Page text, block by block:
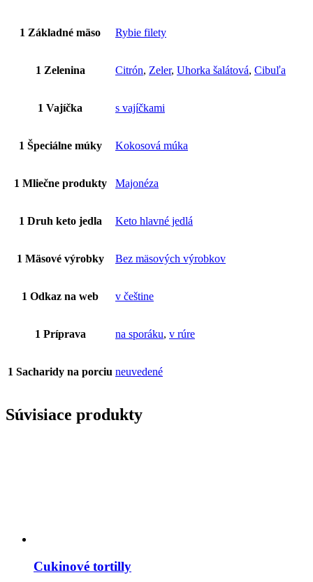
1 Základné mäso Rybie filety
1 Zelenina Citrón, Zeler, Uhorka šalátová, Cibuľa
1 Vajíčka s vajíčkami
1 Špeciálne múky Kokosová múka
1 Mliečne produkty Majonéza
1 Druh keto jedla Keto hlavné jedlá
1 Mäsové výrobky Bez mäsových výrobkov
1 Odkaz na web v češtine
1 Príprava na sporáku, v rúre
1 Sacharidy na porciu neuvedené
Súvisiace produkty
Cukinové tortilly